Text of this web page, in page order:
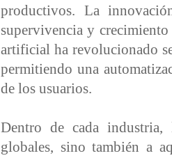
productivos. La
supervivencia y
artificial ha revolucionado
permitiendo una
de los usuarios.
Dentro de cada industria,
globales, sino también a